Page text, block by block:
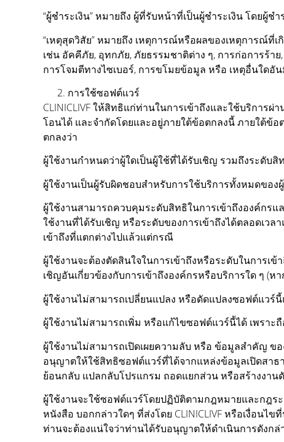
“ผู้ชำระเงิน” หมายถึง ผู้ที่รับหน้าที่เป็นผู้ชำระเงิน โดยผู้ช
“เหตุสุดวิสัย” หมายถึง เหตุการณ์หรือผลของเหตุการณ์
เช่น อัคคีภัย, อุทกภัย, ภัยธรรมชาติต่าง ๆ, การก่อการร้า
การโจมตีทางไซเบอร์, การขโมยข้อมูล หรือ เหตุอื่นใด
การใช้ซอฟต์แวร์
CLINICLIVF ให้สิทธิแก่ท่านในการเข้าถึงและใช้บริการ
โอนได้ และจำกัดโดยและอยู่ภายใต้ข้อตกลงนี้ ภายใต้ข้
ตกลงว่า
ผู้ใช้งานกำหนดว่าผู้ใดเป็นผู้ใช้ที่ได้รับเชิญ รวมถึงระดับ
ผู้ใช้งานเป็นผู้รับผิดชอบสำหรับการใช้บริการทั้งหมดของ
ผู้ใช้งานสามารถควบคุมระดับสิทธิในการเข้าถึงองค์กรแ
ใช้งานที่ได้รับเชิญ หรือระดับของการเข้าถึงได้ตลอดเ
เข้าถึงที่แตกต่างไปแล้วแต่กรณี
ผู้ใช้งานจะต้องตัดสินใจในการเข้าถึงหรือระดับในการ
เชิญอันเกี่ยวข้องกับการเข้าถึงองค์กรหรือบริการใด ๆ (ห
ผู้ใช้งานไม่สามารถเปลี่ยนแปลง หรือดัดแปลงซอฟต์แวร์
ผู้ใช้งานไม่สามารถเพิ่ม หรือแก้ไขซอฟต์แวร์นี้ได้ เพรา
ผู้ใช้งานไม่สามารถเปิดเผยความลับ หรือ ข้อมูลสำคัญ ข
อนุญาตให้ใช้สิทธิซอฟต์แวร์ที่ได้จากแหล่งข้อมูลเปิดสาธ
ย้อนกลับ แปลกลับโปรแกรม ถอดแยกส่วน หรือสร้างงาน
ผู้ใช้งานจะใช้ซอฟต์แวร์โดยปฏิบัติตามกฎหมายและกฎร
หนังสือ บอกกล่าวใดๆ ที่ส่งโดย CLINICLIVF หรือเงื่อน
ท่านจะต้องแน่ใจว่าท่านได้รับอนุญาตให้ดำเนินการดัง